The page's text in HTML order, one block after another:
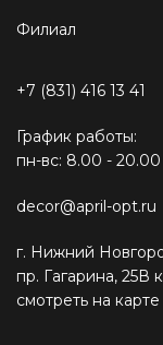
Филиал
+7 (831) 416 13 41
График работы:
пн-вс: 8.00 - 20.00
decor@april-opt.ru
г. Нижний
пр. Гагарина, 25В к
смотреть на карте